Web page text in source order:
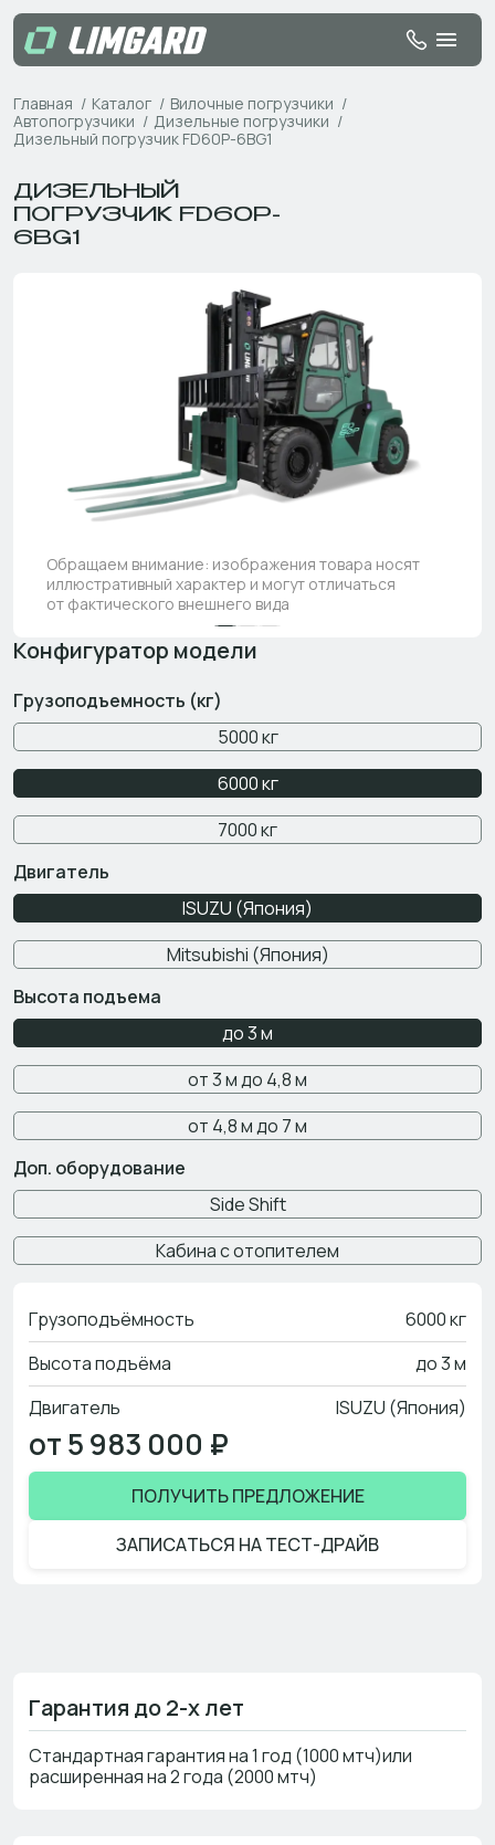
Главная Каталог
Вилочные погрузчики
Автопогрузчики
Дизельные погрузчики
Дизельный погрузчик FD60P-6BG1
ДИЗЕЛЬНЫЙ
ПОГРУЗЧИК FD60P-
6BG1
Обращаем внимание: изображения товара носят
иллюстративный характер и могут отличаться
от фактического внешнего вида
Конфигуратор модели
Грузоподъемность (кг)
5000 кг
6000 кг
7000 кг
Двигатель
ISUZU (Япония)
Mitsubishi (Япония)
Высота подъема
до 3 м
от 3 м до 4,8 м
от 4,8 м до 7 м
Доп. оборудование
Side Shift
Кабина с отопителем
Грузоподъёмность
6000 кг
Высота подъёма
до 3 м
Двигатель
ISUZU (Япония)
от 5 983 000 ₽
ПОЛУЧИТЬ ПРЕДЛОЖЕНИЕ
ЗАПИСАТЬСЯ НА ТЕСТ-ДРАЙВ
Гарантия до 2-х лет
Стандартная гарантия на 1 год (1000 мтч)или
расширенная на 2 года (2000 мтч)